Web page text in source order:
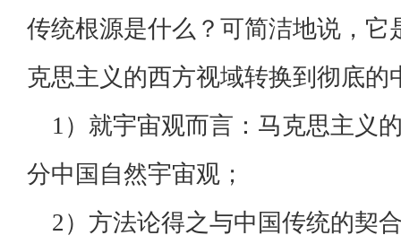
传统根源是什么？可简洁地说，
克思主义的西方视域转换到彻底的
1）就宇宙观而言：马克思主义
分中国自然宇宙观；
2）方法论得之与中国传统的契